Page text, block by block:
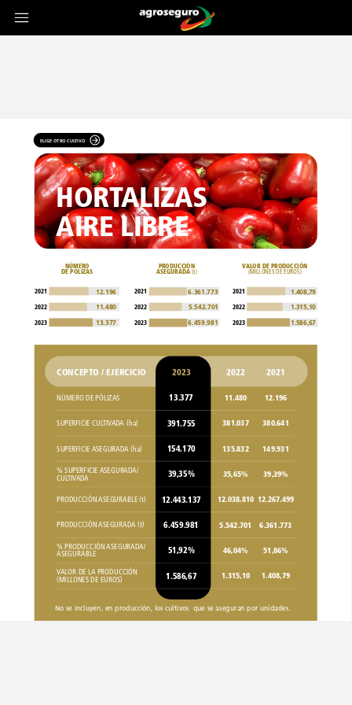
HORTALIZAS
AIRE LIBRE
12.196
2021 6.361.773
2021 2021
2022 11.480 2022 5.542.701 2022
2023 13.377 2023 6.459.981 2023
NÚMERO
DE PÓLIZAS
PRODUCCIÓN
ASEGURADA (t)
VALOR DE PRODUCCIÓN
(MILLONES DE EUROS)
CONCEPTO / EJERCICIO 2023 2022 2021
NÚMERO DE PÓLIZAS 13.377 11.480 12.196
SUPERFICIE CULTIVADA (ha) 391.755 381.037 380.641
SUPERFICIE ASEGURADA (ha) 154.170 135.832 149.931
% SUPERFICIE ASEGURADA/
CULTIVADA 39,35% 35,65% 39,39%
PRODUCCIÓN ASEGURABLE (t) 12.443.137 12.038.810 12.267.499
PRODUCCIÓN ASEGURADA (t) 6.459.981 5.542.701 6.361.773
% PRODUCCIÓN ASEGURADA/
ASEGURABLE
51,92% 46,04% 51,86%
VALOR DE LA PRODUCCIÓN
(MILLONES DE EUROS) 1.586,67 1.315,10 1.408,79
1.315,10
1.586,67
1.408,79
No se incluyen, en producción, los cultivos que se aseguran por unidades.
ELIGE OTRO CULTIVO